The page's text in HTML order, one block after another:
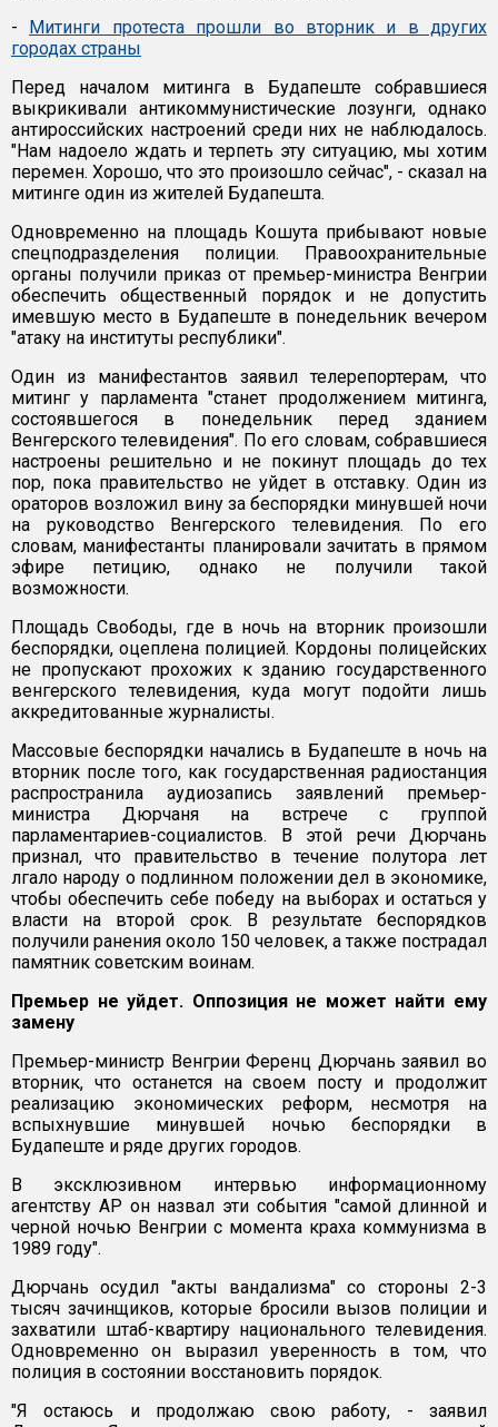
- Митинги протеста прошли во вторник и в других
городах страны
Перед началом митинга в Будапеште собравшиеся
выкрикивали антикоммунистические лозунги, однако
антироссийских настроений среди них не наблюдалось.
"Нам надоело ждать и терпеть эту ситуацию, мы хотим
перемен. Хорошо, что это произошло сейчас", - сказал на
митинге один из жителей Будапешта.
Одновременно на площадь Кошута прибывают новые
спецподразделения полиции. Правоохранительные
органы получили приказ от премьер-министра Венгрии
обеспечить общественный порядок и не допустить
имевшую место в Будапеште в понедельник вечером
"атаку на институты республики".
Один из манифестантов заявил телерепортерам, что
митинг у парламента "станет продолжением митинга,
состоявшегося в понедельник перед зданием
Венгерского телевидения". По его словам, собравшиеся
настроены решительно и не покинут площадь до тех
пор, пока правительство не уйдет в отставку. Один из
ораторов возложил вину за беспорядки минувшей ночи
на руководство Венгерского телевидения. По его
словам, манифестанты планировали зачитать в прямом
эфире петицию, однако не получили такой
возможности.
Площадь Свободы, где в ночь на вторник произошли
беспорядки, оцеплена полицией. Кордоны полицейских
не пропускают прохожих к зданию государственного
венгерского телевидения, куда могут подойти лишь
аккредитованные журналисты.
Массовые беспорядки начались в Будапеште в ночь на
вторник после того, как государственная радиостанция
распространила аудиозапись заявлений премьер-
министра Дюрчаня на встрече с группой
парламентариев-социалистов. В этой речи Дюрчань
признал, что правительство в течение полутора лет
лгало народу о подлинном положении дел в экономике,
чтобы обеспечить себе победу на выборах и остаться у
власти на второй срок. В результате беспорядков
получили ранения около 150 человек, а также пострадал
памятник советским воинам.
Премьер не уйдет. Оппозиция не может найти ему
замену
Премьер-министр Венгрии Ференц Дюрчань заявил во
вторник, что останется на своем посту и продолжит
реализацию экономических реформ, несмотря на
вспыхнувшие минувшей ночью беспорядки в
Будапеште и ряде других городов.
В эксклюзивном интервью информационному
агентству AP он назвал эти события "самой длинной и
черной ночью Венгрии с момента краха коммунизма в
1989 году".
Дюрчань осудил "акты вандализма" со стороны 2-3
тысяч зачинщиков, которые бросили вызов полиции и
захватили штаб-квартиру национального телевидения.
Одновременно он выразил уверенность в том, что
полиция в состоянии восстановить порядок.
"Я остаюсь и продолжаю свою работу, - заявил